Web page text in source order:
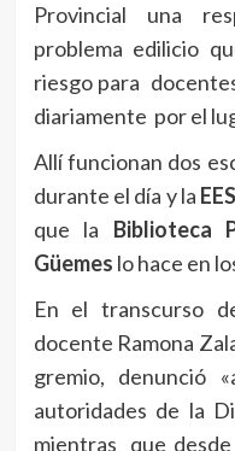
Provincial una
problema edilicio
riesgo para
diariamente por el
Allí funcionan dos
durante el día y la
que la Biblioteca
Güemes lo hace en
En el transcurso
docente Ramona
gremio, denunció
autoridades de la
mientras que desde